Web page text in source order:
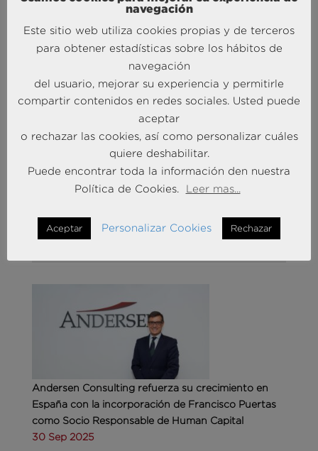
iceberg de un informe con abundancia de datos y
trabajo de los expertos elegidos expresamente para
esta tarea. Recordamos que se puede descargar
enlace de la noticia original
aquí
MÁS NOTICIAS SOBRE: ACTUALIDAD
Andersen Consulting refuerza su crecimiento en
España con la incorporación de Francisco Puertas
como Socio Responsable de Human Capital
30 Sep 2025
navegación
Este sitio web utiliza cookies propias y de terceros
para obtener estadísticas sobre los hábitos de
navegación
del usuario, mejorar su experiencia y permitirle
compartir contenidos en redes sociales. Usted puede
aceptar
o rechazar las cookies, así como personalizar cuáles
quiere deshabilitar.
Puede encontrar toda la información den nuestra
Política de Cookies.
Leer mas...
Aceptar Personalizar Cookies Rechazar